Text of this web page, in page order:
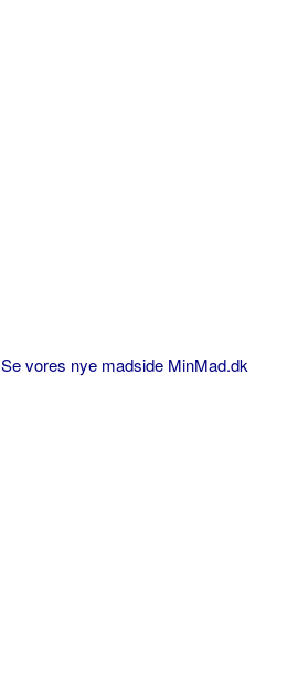
Se vores nye madside MinMad.dk